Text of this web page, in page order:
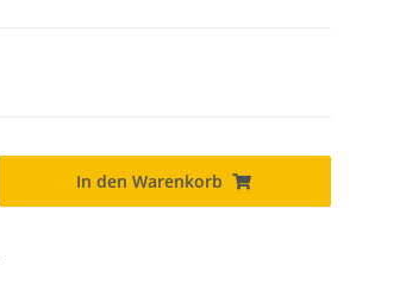
In den Warenkorb